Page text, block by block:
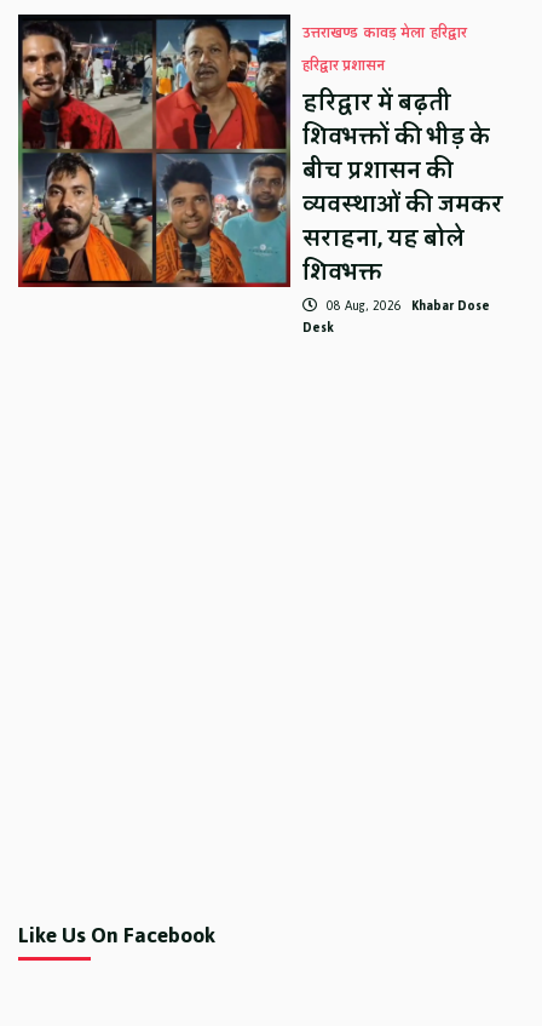
उत्तराखण्ड कावड़ मेला हरिद्वार
हरिद्वार प्रशासन
हरिद्वार में बढ़ती
शिवभक्तों की भीड़ के
बीच प्रशासन की
व्यवस्थाओं की जमकर
सराहना, यह बोले
शिवभक्त
08 Aug, 2026 Khabar Dose
Desk
Like Us On Facebook